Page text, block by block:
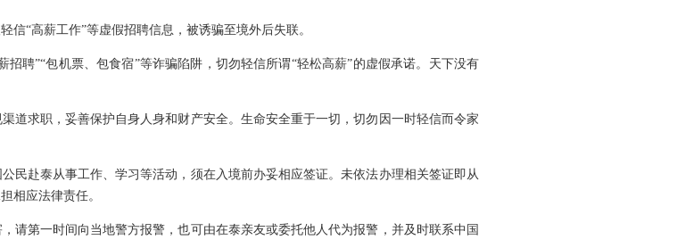
“高薪工作”等虚假招聘信息，被诱骗至境外后失联。
聘”“包机票、包食宿”等诈骗陷阱，切勿轻信所谓“轻松高薪”的虚假承诺。天下没有
道求职，妥善保护自身人身和财产安全。生命安全重于一切，切勿因一时轻信而令家
民赴泰从事工作、学习等活动，须在入境前办妥相应签证。未依法办理相关签证即从
相应法律责任。
请第一时间向当地警方报警，也可由在泰亲友或委托他人代为报警，并及时联系中国